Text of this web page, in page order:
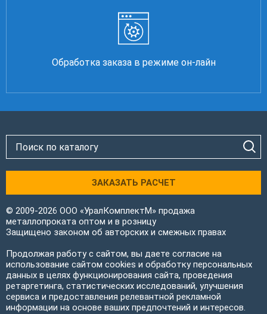
Обработка заказа в режиме он-лайн
ЗАКАЗАТЬ РАСЧЕТ
© 2009-2026 ООО «УралКомплектМ» продажа
металлопроката оптом и в розницу
Защищено законом об авторских и смежных правах
Продолжая работу с сайтом, вы даете согласие на
использование сайтом cookies и обработку персональных
данных в целях функционирования сайта, проведения
ретаргетинга, статистических исследований, улучшения
сервиса и предоставления релевантной рекламной
информации на основе ваших предпочтений и интересов.